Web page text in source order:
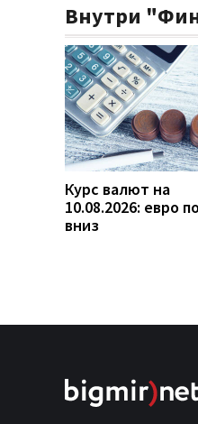
Внутри
Курс валют на
10.08.2026: евро
вниз